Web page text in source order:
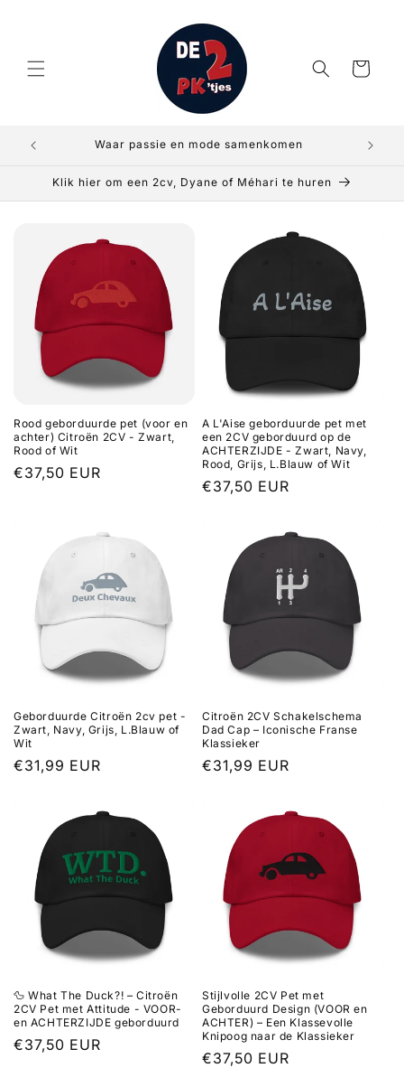
Winkelwagen
Waar passie en mode samenkomen
Klik hier om een 2cv, Dyane of Méhari te huren
Rood geborduurde pet (voor en
achter) Citroën 2CV - Zwart,
Rood of Wit
Normale
€37,50 EUR
A L'Aise geborduurde pet met
een 2CV geborduurd op de
ACHTERZIJDE - Zwart, Navy,
Rood, Grijs, L.Blauw of Wit
Normale
€37,50 EUR
Geborduurde Citroën 2cv pet -
Zwart, Navy, Grijs, L.Blauw of
Wit
Normale
€31,99 EUR
Citroën 2CV Schakelschema
Dad Cap – Iconische Franse
Klassieker
Normale
€31,99 EUR
🦆 What The Duck?! – Citroën
2CV Pet met Attitude - VOOR-
en ACHTERZIJDE geborduurd
Normale
€37,50 EUR
Stijlvolle 2CV Pet met
Geborduurd Design (VOOR en
ACHTER) – Een Klassevolle
Knipoog naar de Klassieker
Normale
€37,50 EUR